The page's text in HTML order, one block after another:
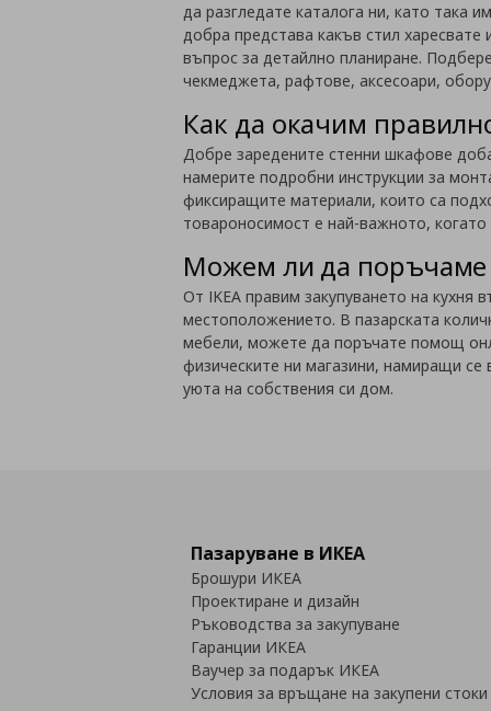
да разгледате каталога ни, като така
добра представа какъв стил
въпрос за детайлно планиране.
чекмеджета, рафтове, аксесоари,
Как да окачим
Добре заредените стенни шкафове
намерите подробни инструкции за
фиксиращите материали, които са
товароносимост е най-важното,
Можем ли да поръчаме
От IKEA правим закупуването на кухня
местоположението. В пазарската
мебели, можете да поръчате помощ
физическите ни магазини, намиращи
уюта на собствения си дом.
Пазаруване в ИКЕА
Брошури ИКЕА
Проектиране и дизайн
Ръководства за закупуване
Гаранции ИКЕА
Ваучер за подарък ИКЕА
Условия за връщане на закупени стоки